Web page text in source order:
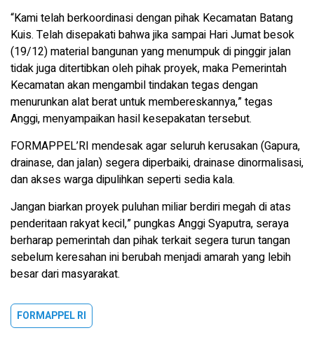
“Kami telah berkoordinasi dengan pihak Kecamatan Batang
Kuis. Telah disepakati bahwa jika sampai Hari Jumat besok
(19/12) material bangunan yang menumpuk di pinggir jalan
tidak juga ditertibkan oleh pihak proyek, maka Pemerintah
Kecamatan akan mengambil tindakan tegas dengan
menurunkan alat berat untuk membereskannya,” tegas
Anggi, menyampaikan hasil kesepakatan tersebut.
FORMAPPEL’RI mendesak agar seluruh kerusakan (Gapura,
drainase, dan jalan) segera diperbaiki, drainase dinormalisasi,
dan akses warga dipulihkan seperti sedia kala.
Jangan biarkan proyek puluhan miliar berdiri megah di atas
penderitaan rakyat kecil,” pungkas Anggi Syaputra, seraya
berharap pemerintah dan pihak terkait segera turun tangan
sebelum keresahan ini berubah menjadi amarah yang lebih
besar dari masyarakat.
FORMAPPEL RI